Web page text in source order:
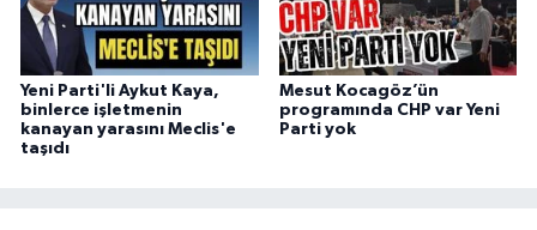
Yeni Parti'li Aykut Kaya,
binlerce işletmenin
kanayan yarasını Meclis'e
taşıdı
Mesut Kocagöz’ün
programında CHP var Yeni
Parti yok